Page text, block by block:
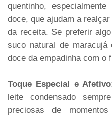
quentinho,
doce, que ajudam a
da receita. Se preferir
suco natural de maracujá
doce da empadinha com o
Toque Especial e
leite condensado
preciosas de